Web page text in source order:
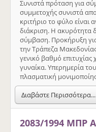
Συνιστά πρόταση για
συμμετοχής συνιστά
κριτήριο το φύλο είναι
διάκριση. Η ακυρότητα
σύμβαση. Προκήρυξη
την Τράπεζα
γενικό βαθμό
γυναίκα. Υπερημερία
πλασματική
Διαβάστε Περισσότερα...
2083/1994 ΜΠΡ